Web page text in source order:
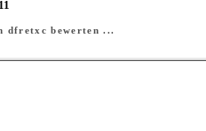
dfretxc bewerten ...